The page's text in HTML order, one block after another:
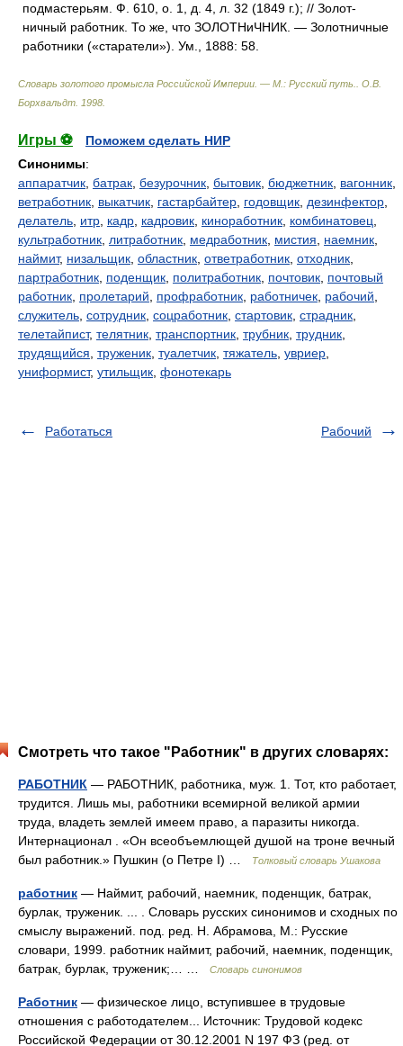
подмастерьям. Ф. 610, о. 1, д. 4, л. 32 (1849 г.); // Золот-
ничный работник. То же, что ЗОЛОТНиЧНИК. — Золотничные
работники («старатели»). Ум., 1888: 58.
Словарь золотого промысла Российской Империи. — М.: Русский путь.
О.В.
Борхвальдт 1998
Игры ⚽
Поможем сделать НИР
Синонимы:
аппаратчик батрак безурочник бытовик бюджетник вагонник
ветработник выкатчик гастарбайтер годовщик дезинфектор
делатель итр кадр кадровик киноработник комбинатовец
культработник литработник медработник мистия наемник
наймит, низальщик областник ответработник отходник
партработник поденщик политработник почтовик почтовый
работник пролетарий профработник работничек рабочий
служитель сотрудник соцработник стартовик страдник
телетайпист, телятник транспортник трубник трудник
трудящийся труженик туалетчик тяжатель увриер
униформист, утильщик фонотекарь
Работаться Рабочий
Смотреть что такое "Работник" в других словарях:
РАБОТНИК — РАБОТНИК, работника, муж. 1. Тот, кто работает,
трудится. Лишь мы, работники всемирной великой армии
труда, владеть землей имеем право, а паразиты никогда.
Интернационал . «Он всеобъемлющей душой на троне вечный
был работник.» Пушкин (о Петре I) …
Толковый словарь Ушакова
работник — Наймит, рабочий, наемник, поденщик, батрак,
бурлак, труженик. ... . Словарь русских синонимов и сходных по
смыслу выражений. под. ред. Н. Абрамова, М.: Русские
словари, 1999. работник наймит, рабочий, наемник, поденщик,
батрак, бурлак, труженик;… …
Словарь синонимов
Работник — физическое лицо, вступившее в трудовые
отношения с работодателем... Источник: Трудовой кодекс
Российской Федерации от 30.12.2001 N 197 ФЗ (ред. от